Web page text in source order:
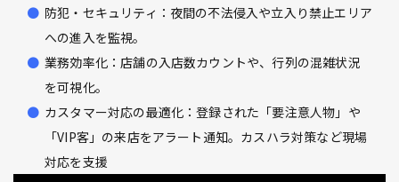
防犯・セキュリティ：夜間の不法侵入や立入り禁止エリア
への進入を監視。
業務効率化：店舗の入店数カウントや、行列の混雑状況
を可視化。
カスタマー対応の最適化：登録された「要注意人物」や
「VIP客」の来店をアラート通知。カスハラ対策など現場
対応を支援